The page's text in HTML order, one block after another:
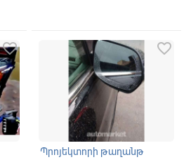
favorite_border
Պրոյեկտորի թաղանթ
favorite_border